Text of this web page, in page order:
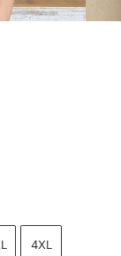
4XL